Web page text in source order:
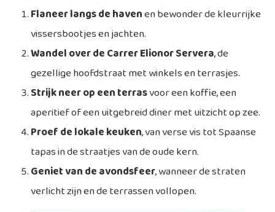
Flaneer langs de havenen bewonder de kleurrijke
vissersbootjes en jachten.
Wandel over de Carrer Elionor Servera, de
gezellige hoofdstraat met winkels en terrasjes.
Strijk neer op een terrasvoor een koffie, een
aperitief of een uitgebreid diner met uitzicht op zee.
Proef de lokale keuken, van verse vis tot Spaanse
tapas in de straatjes van de oude kern.
Geniet van de avondsfeer, wanneer de straten
verlicht zijn en de terrassen vollopen.